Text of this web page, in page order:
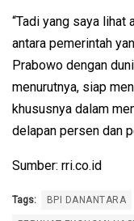
“Tadi yang saya lihat
antara pemerintah
Prabowo dengan
menurutnya, siap
khususnya dalam
delapan persen dan
Sumber: rri.co.id
Tags: BPI DANANTARA